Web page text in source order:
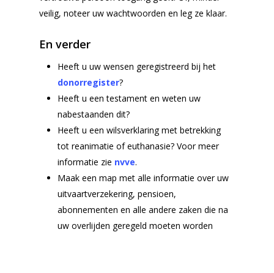
veilig, noteer uw wachtwoorden en leg ze klaar.
En verder
Heeft u uw wensen geregistreerd bij het
donorregister?
Heeft u een testament en weten uw
nabestaanden dit?
Heeft u een wilsverklaring met betrekking
tot reanimatie of euthanasie? Voor meer
informatie zie nvve.
Maak een map met alle informatie over uw
uitvaartverzekering, pensioen,
abonnementen en alle andere zaken die na
uw overlijden geregeld moeten worden
Voorgesprek
Uitvaart regelen
Inspiratie voor uw
uitvaart
Rondom de uitvaart
Checklist
Onze nazorg